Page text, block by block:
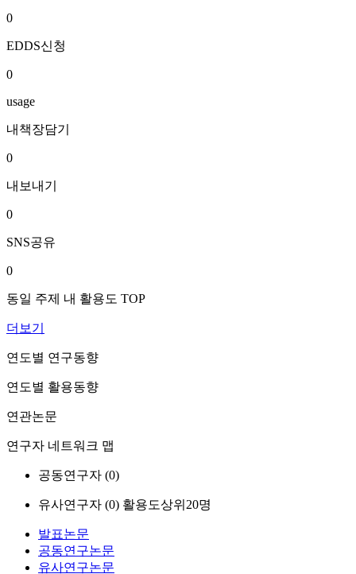
0
EDDS신청
0
usage
내책장담기
0
내보내기
0
SNS공유
0
동일 주제 내 활용도 TOP
더보기
연도별 연구동향
연도별 활용동향
연관논문
연구자 네트워크 맵
공동연구자 (0)
유사연구자 (0) 활용도상위20명
발표논문
공동연구논문
유사연구논문